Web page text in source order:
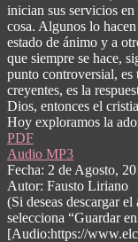
inician sus servicios
cosa. Algunos lo
estado de ánimo y a
que siempre se hace,
punto controversial,
creyentes, es la
Dios, entonces el
Hoy exploramos la
PDF
Audio MP3
Fecha: 2 de Agosto,
Autor: Fausto Liriano
(Si deseas descargar
selecciona “Guardar
[Audio:https://